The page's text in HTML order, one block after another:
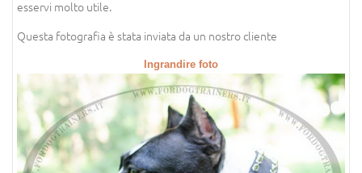
esservi molto utile.
Questa fotografia è stata inviata da un nostro cliente
Ingrandire foto